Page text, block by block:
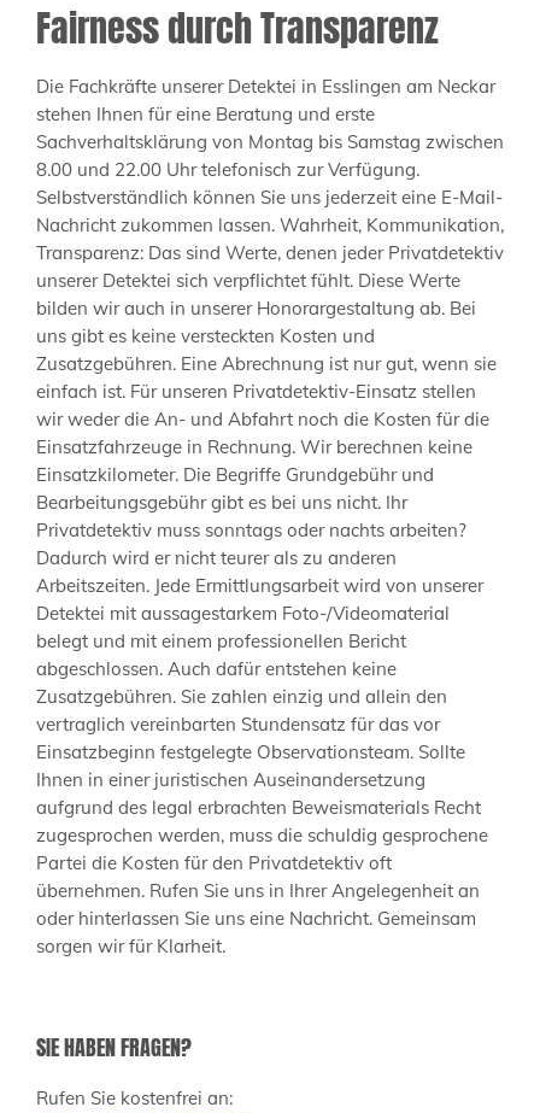
Fairness durch Transparenz
Die Fachkräfte unserer Detektei in Esslingen am Neckar
stehen Ihnen für eine Beratung und erste
Sachverhaltsklärung von Montag bis Samstag zwischen
8.00 und 22.00 Uhr telefonisch zur Verfügung.
Selbstverständlich können Sie uns jederzeit eine E-Mail-
Nachricht zukommen lassen. Wahrheit, Kommunikation,
Transparenz: Das sind Werte, denen jeder Privatdetektiv
unserer Detektei sich verpflichtet fühlt. Diese Werte
bilden wir auch in unserer Honorargestaltung ab. Bei
uns gibt es keine versteckten Kosten und
Zusatzgebühren. Eine Abrechnung ist nur gut, wenn sie
einfach ist. Für unseren Privatdetektiv-Einsatz stellen
wir weder die An- und Abfahrt noch die Kosten für die
Einsatzfahrzeuge in Rechnung. Wir berechnen keine
Einsatzkilometer. Die Begriffe Grundgebühr und
Bearbeitungsgebühr gibt es bei uns nicht. Ihr
Privatdetektiv muss sonntags oder nachts arbeiten?
Dadurch wird er nicht teurer als zu anderen
Arbeitszeiten. Jede Ermittlungsarbeit wird von unserer
Detektei mit aussagestarkem Foto-/Videomaterial
belegt und mit einem professionellen Bericht
abgeschlossen. Auch dafür entstehen keine
Zusatzgebühren. Sie zahlen einzig und allein den
vertraglich vereinbarten Stundensatz für das vor
Einsatzbeginn festgelegte Observationsteam. Sollte
Ihnen in einer juristischen Auseinandersetzung
aufgrund des legal erbrachten Beweismaterials Recht
zugesprochen werden, muss die schuldig gesprochene
Partei die Kosten für den Privatdetektiv oft
übernehmen. Rufen Sie uns in Ihrer Angelegenheit an
oder hinterlassen Sie uns eine Nachricht. Gemeinsam
sorgen wir für Klarheit.
SIE HABEN FRAGEN?
Rufen Sie kostenfrei an: